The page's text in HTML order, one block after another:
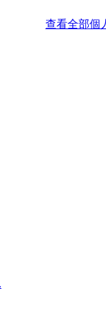
查看全部個